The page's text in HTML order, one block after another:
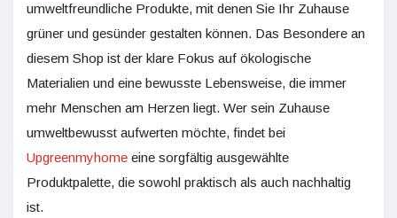
umweltfreundliche Produkte, mit denen Sie Ihr Zuhause
grüner und gesünder gestalten können. Das Besondere an
diesem Shop ist der klare Fokus auf ökologische
Materialien und eine bewusste Lebensweise, die immer
mehr Menschen am Herzen liegt. Wer sein Zuhause
umweltbewusst aufwerten möchte, findet bei
Upgreenmyhome eine sorgfältig ausgewählte
Produktpalette, die sowohl praktisch als auch nachhaltig
ist.